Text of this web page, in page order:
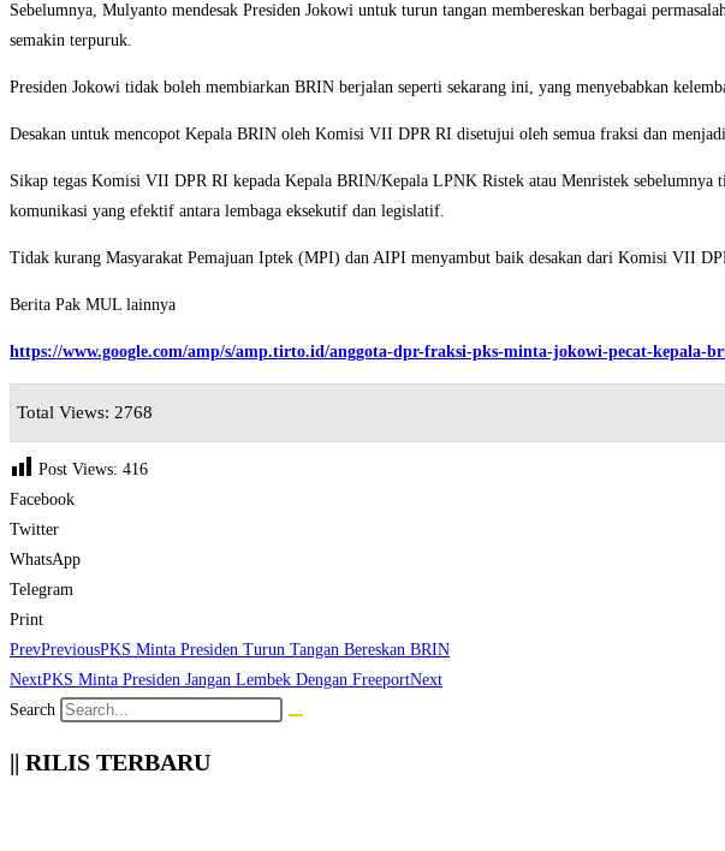
Sebelumnya, Mulyanto mendesak Presiden Jokowi untuk turun tangan membereskan berbagai
semakin terpuruk.
Presiden Jokowi tidak boleh membiarkan BRIN berjalan seperti sekarang ini, yang menyebabkan
Desakan untuk mencopot Kepala BRIN oleh Komisi VII DPR RI disetujui oleh semua fraksi dan
Sikap tegas Komisi VII DPR RI kepada Kepala BRIN/Kepala LPNK Ristek atau Menristek
komunikasi yang efektif antara lembaga eksekutif dan legislatif.
Tidak kurang Masyarakat Pemajuan Iptek (MPI) dan AIPI menyambut baik desakan dari Komisi VII
Berita Pak MUL lainnya
https://www.google.com/amp/s/amp.tirto.id/anggota-dpr-fraksi-pks-minta-jokowi-pecat-kepala-
Total Views: 2768
Post Views: 416
Facebook
Twitter
WhatsApp
Telegram
Print
PrevPreviousPKS Minta Presiden Turun Tangan Bereskan BRIN
NextPKS Minta Presiden Jangan Lembek Dengan FreeportNext
Search
|| RILIS TERBARU